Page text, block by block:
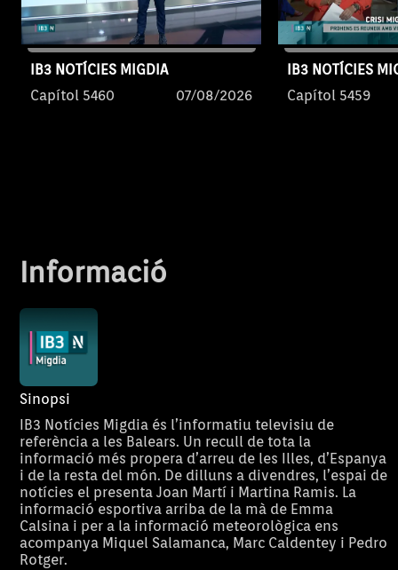
IB3 NOTÍCIES MIGDIA
Capítol 5460
07/08/2026
IB3 NOTÍCIES
Capítol 5459
Informació
Sinopsi
IB3 Notícies Migdia és l’informatiu televisiu de
referència a les Balears. Un recull de tota la
informació més propera d’arreu de les Illes, d’Espanya
i de la resta del món. De dilluns a divendres, l’espai de
notícies el presenta Joan Martí i Martina Ramis. La
informació esportiva arriba de la mà de Emma
Calsina i per a la informació meteorològica ens
acompanya Miquel Salamanca, Marc Caldentey i Pedro
Rotger.